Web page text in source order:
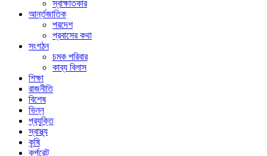
স্বাক্ষাতকার
আর্ন্তজাতিক
পরদেশ
প্রবাসের কথা
সংগঠন
চমক পরিবার
কাব্য বিলাস
শিক্ষা
রাজনীতি
বিশেষ
ভিন্ন
প্রযুক্তি
স্বাস্থ্য
কৃষি
কর্পরেট